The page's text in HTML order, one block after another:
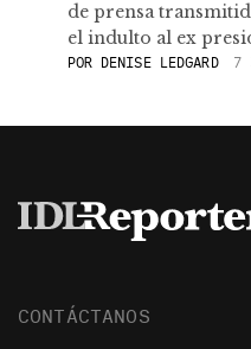
de prensa
el indulto al ex
PORDENISE LEDGARD 7
CONTÁCTANOS